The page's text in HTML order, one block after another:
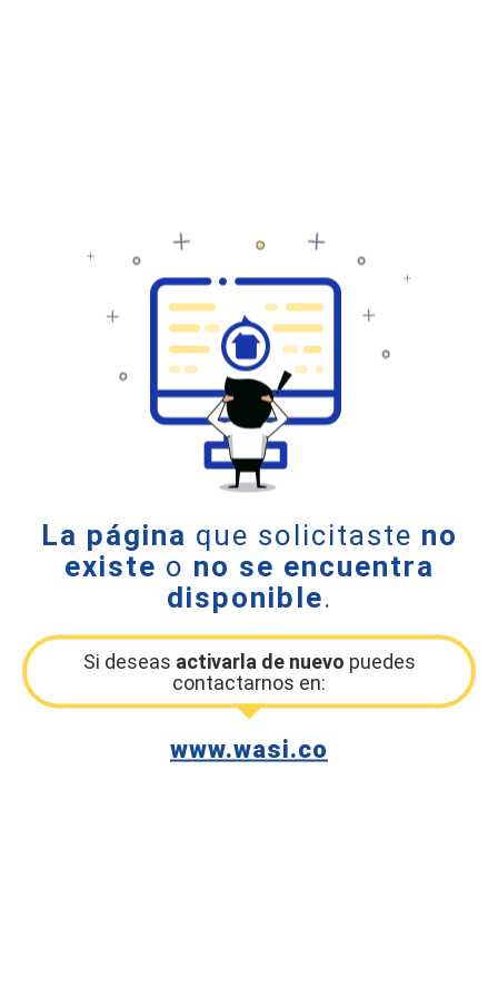
La página que solicitaste no
existe o no se encuentra
disponible.
Si deseas activarla de nuevo puedes
contactarnos en:
www.wasi.co